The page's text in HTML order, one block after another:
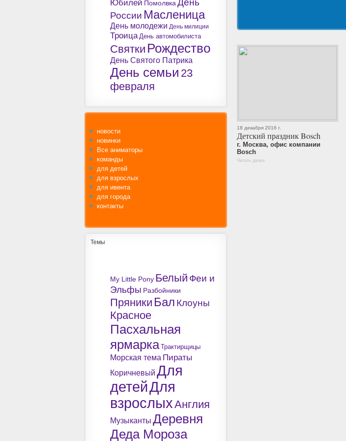
Юбилей Помолвка
России Масленица
День молодежи День милиции
Троица День автомобилиста
Святки Рождество
День Святого Патрика
День семьи 23
февраля
новости
новинки
Все аниматоры
команды
для детей
для взрослых
для ивента
для города
контакты
Темы
My Little Pony Белый Феи и
Эльфы Разбойники
Пряники Бал Клоуны
Красное
Пасхальная
ярмарка Трактирщицы
Морская тема Пираты
Коричневый Для
детейДля
взрослыхАнглия
Музыканты Деревня
Деда Мороза
18 декабря 2016 г.
Детский праздник Bosch
г. Москва, офис компании
Bosch
Читать далее